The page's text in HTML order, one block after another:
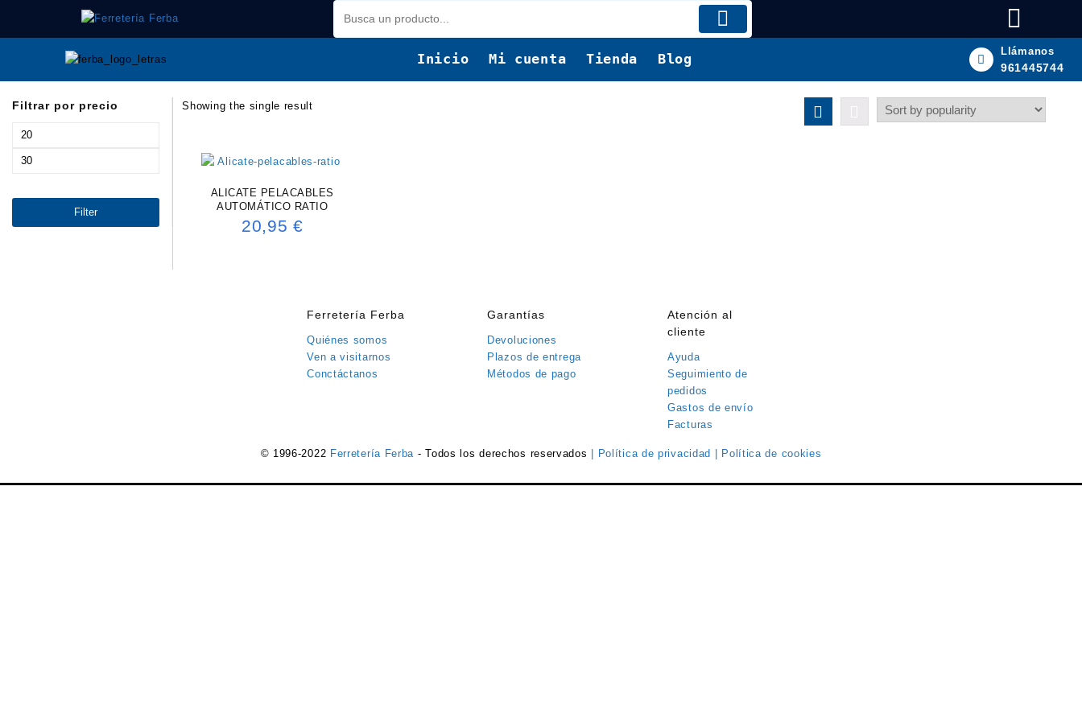
contenido
Inicio Mi cuenta Tienda Blog Llámanos
961445744
Filtrar por precio
Min
Max
Filter
Showing the single result
ALICATE PELACABLES
AUTOMÁTICO RATIO
20,95€
Ferretería Ferba
Quiénes somos
Ven a visitarnos
Conctáctanos
Garantías
Devoluciones
Plazos de entrega
Métodos de pago
Atención al
cliente
Ayuda
Seguimiento de
pedidos
Gastos de envío
Facturas
© 1996-2022 Ferretería Ferba - Todos los derechos reservados | Política de privacidad | Política de cookies